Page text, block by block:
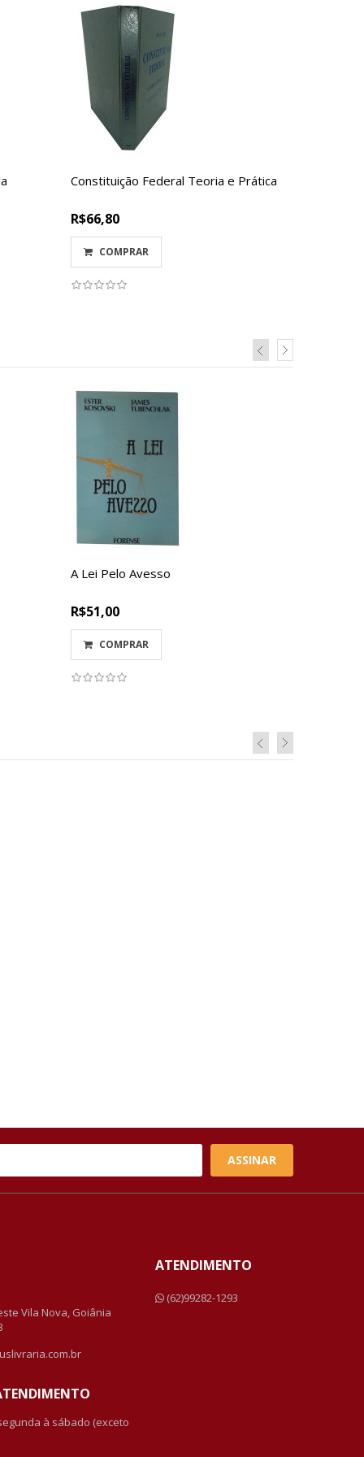
Constituição Federal Teoria e Prática
R$66,80
COMPRAR
A Lei Pelo Avesso
R$51,00
COMPRAR
ASSINAR
Vila Nova, Goiânia
à sábado (exceto
ATENDIMENTO
(62)99282-1293